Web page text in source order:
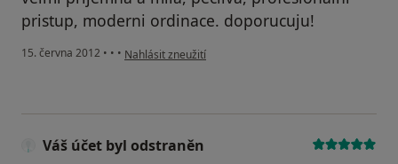
pristup, moderni ordinace. doporucuju!
15. června 2012 • • • podle názoru uživatele josef a.
Nahlásit zneužití
Váš účet byl odstraněn